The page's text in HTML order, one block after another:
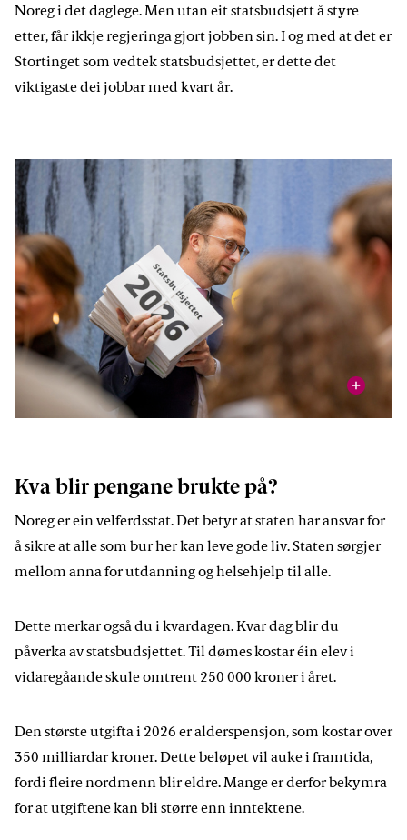
Noreg i det daglege. Men utan eit statsbudsjett å styre
etter, får ikkje regjeringa gjort jobben sin. I og med at det er
Stortinget som vedtek statsbudsjettet, er dette det
viktigaste dei jobbar med kvart år.
vis
Kva blir pengane brukte på?
Noreg er ein velferdsstat. Det betyr at staten har ansvar for
å sikre at alle som bur her kan leve gode liv. Staten sørgjer
mellom anna for utdanning og helsehjelp til alle.
Dette merkar også du i kvardagen. Kvar dag blir du
påverka av statsbudsjettet. Til dømes kostar éin elev i
vidaregåande skule omtrent 250 000 kroner i året.
Den største utgifta i 2026 er alderspensjon, som kostar over
350 milliardar kroner. Dette beløpet vil auke i framtida,
fordi fleire nordmenn blir eldre. Mange er derfor bekymra
for at utgiftene kan bli større enn inntektene.